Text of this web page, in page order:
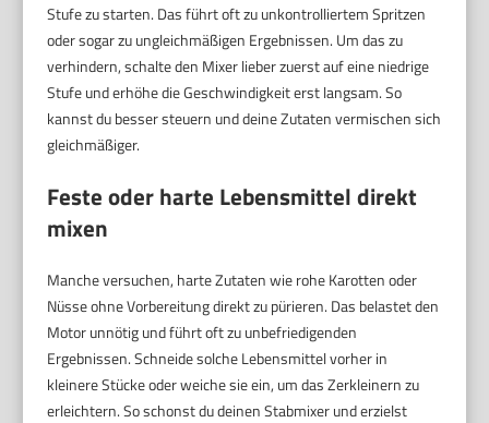
Stufe zu starten. Das führt oft zu unkontrolliertem Spritzen
oder sogar zu ungleichmäßigen Ergebnissen. Um das zu
verhindern, schalte den Mixer lieber zuerst auf eine niedrige
Stufe und erhöhe die Geschwindigkeit erst langsam. So
kannst du besser steuern und deine Zutaten vermischen sich
gleichmäßiger.
Feste oder harte Lebensmittel direkt
mixen
Manche versuchen, harte Zutaten wie rohe Karotten oder
Nüsse ohne Vorbereitung direkt zu pürieren. Das belastet den
Motor unnötig und führt oft zu unbefriedigenden
Ergebnissen. Schneide solche Lebensmittel vorher in
kleinere Stücke oder weiche sie ein, um das Zerkleinern zu
erleichtern. So schonst du deinen Stabmixer und erzielst